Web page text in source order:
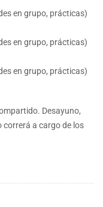
en grupo, prácticas)
en grupo, prácticas)
en grupo, prácticas)
Desayuno,
correrá a cargo de los